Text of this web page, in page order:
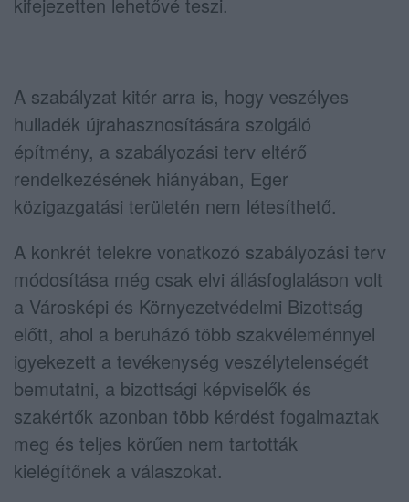
kifejezetten lehetővé teszi.
A szabályzat kitér arra is, hogy veszélyes
hulladék újrahasznosítására szolgáló
építmény, a szabályozási terv eltérő
rendelkezésének hiányában, Eger
közigazgatási területén nem létesíthető.
A konkrét telekre vonatkozó szabályozási terv
módosítása még csak elvi állásfoglaláson volt
a Városképi és Környezetvédelmi Bizottság
előtt, ahol a beruházó több szakvéleménnyel
igyekezett a tevékenység veszélytelenségét
bemutatni, a bizottsági képviselők és
szakértők azonban több kérdést fogalmaztak
meg és teljes körűen nem tartották
kielégítőnek a válaszokat.